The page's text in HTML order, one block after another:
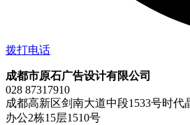
拨打电话
成都市原石广告设计有限公司
028 87317910
成都高新区剑南大道中段1533号时代
办公2栋15层1510号